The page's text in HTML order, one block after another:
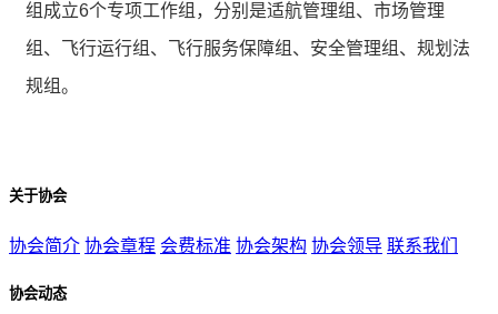
组成立6个专项工作组，分别是适航管理组、市场管理
组、飞行运行组、飞行服务保障组、安全管理组、规划法
规组。
关于协会
协会简介 协会章程 会费标准 协会架构 协会领导 联系我们
协会动态